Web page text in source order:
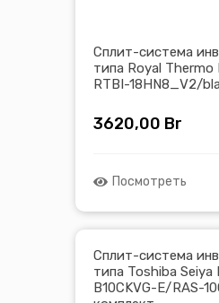
Сплит-система
типа Royal Thermo
RTBI-18HN8_V2/
3620,00 Br
Посмотреть
Сплит-система
типа Toshiba Seiya
B10CKVG-E/RAS-